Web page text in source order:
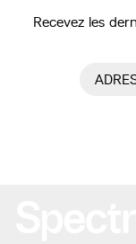
Recevez les